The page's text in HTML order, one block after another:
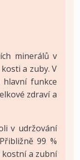
minerálů v
a zuby. V
funkce
zdraví a
v udržování
99 %
kostní a zubní